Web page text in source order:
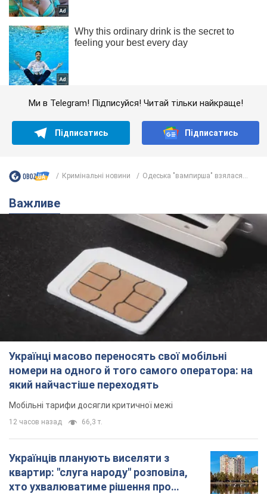
Ми в Telegram! Підписуйся! Читай тільки найкраще!
Підписатись Підписатись
Кримінальні новини Одеська "вампирша" взялася...
Важливе
Українці масово переносять свої мобільні
номери на одного й того самого оператора: на
який найчастіше переходять
Мобільні тарифи досягли критичної межі
12 часов назад 66,3 т.
Українців планують виселяти з
квартир: "слуга народу" розповіла,
хто ухвалюватиме рішення про